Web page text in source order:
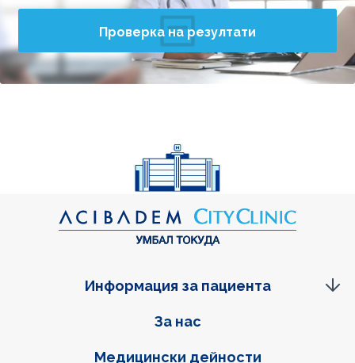
Проверка на резултати
Фуутер навигация
За нас
Медицински дейности
Информация за пациента